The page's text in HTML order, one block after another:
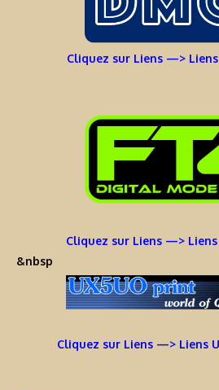
Cliquez sur Liens —> Liens
Cliquez sur Liens —> Liens
&nbsp
Cliquez sur Liens —> Liens